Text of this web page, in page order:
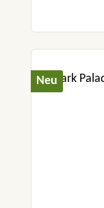
Neu